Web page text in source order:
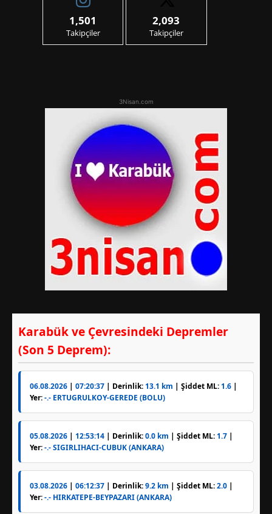
1,501
Takipçiler
2,093
Takipçiler
3Nisan.com